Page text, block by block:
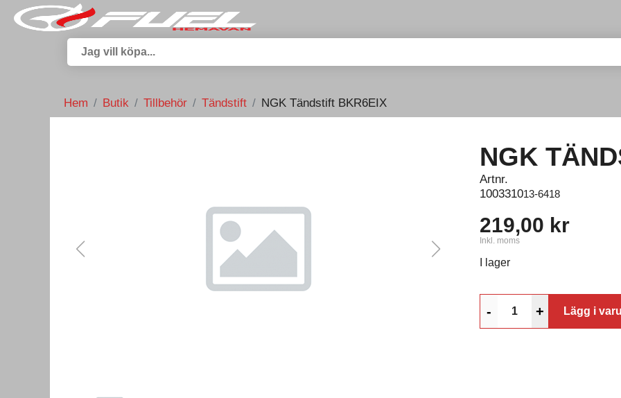
Hem Butik Tillbehör Tändstift NGK Tändstift BKR6EIX
NGK
Artnr.
100331013-6418
219,00 kr
Inkl. moms
I lager
- + Lägg i